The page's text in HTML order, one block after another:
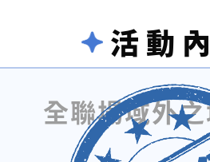
活動
全聯場域外